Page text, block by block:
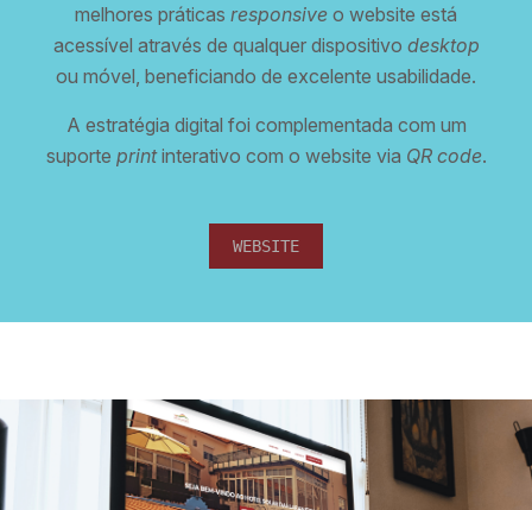
melhores práticas responsive o website está
acessível através de qualquer dispositivo desktop
ou móvel, beneficiando de excelente usabilidade.
A estratégia digital foi complementada com um
suporte printinterativo com o website via QR code.
WEBSITE